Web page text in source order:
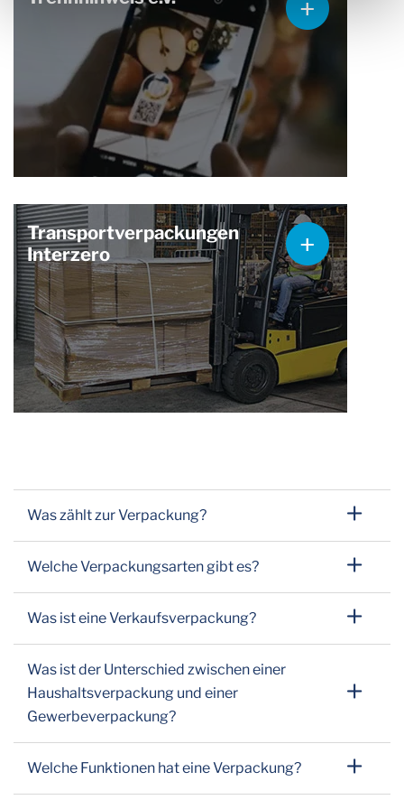
Transportverpackungen
Interzero
Was zählt zur Verpackung?
Welche Verpackungsarten gibt es?
Was ist eine Verkaufsverpackung?
Was ist der Unterschied zwischen einer
Haushaltsverpackung und einer
Gewerbeverpackung?
Welche Funktionen hat eine Verpackung?